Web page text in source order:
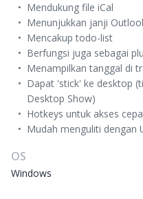
Mendukung file iCal
Menunjukkan janji
Mencakup todo-list
Berfungsi juga sebagai
Menampilkan tanggal di
Dapat 'stick' ke desktop
Desktop Show)
Hotkeys untuk akses
Mudah menguliti dengan
OS
Windows